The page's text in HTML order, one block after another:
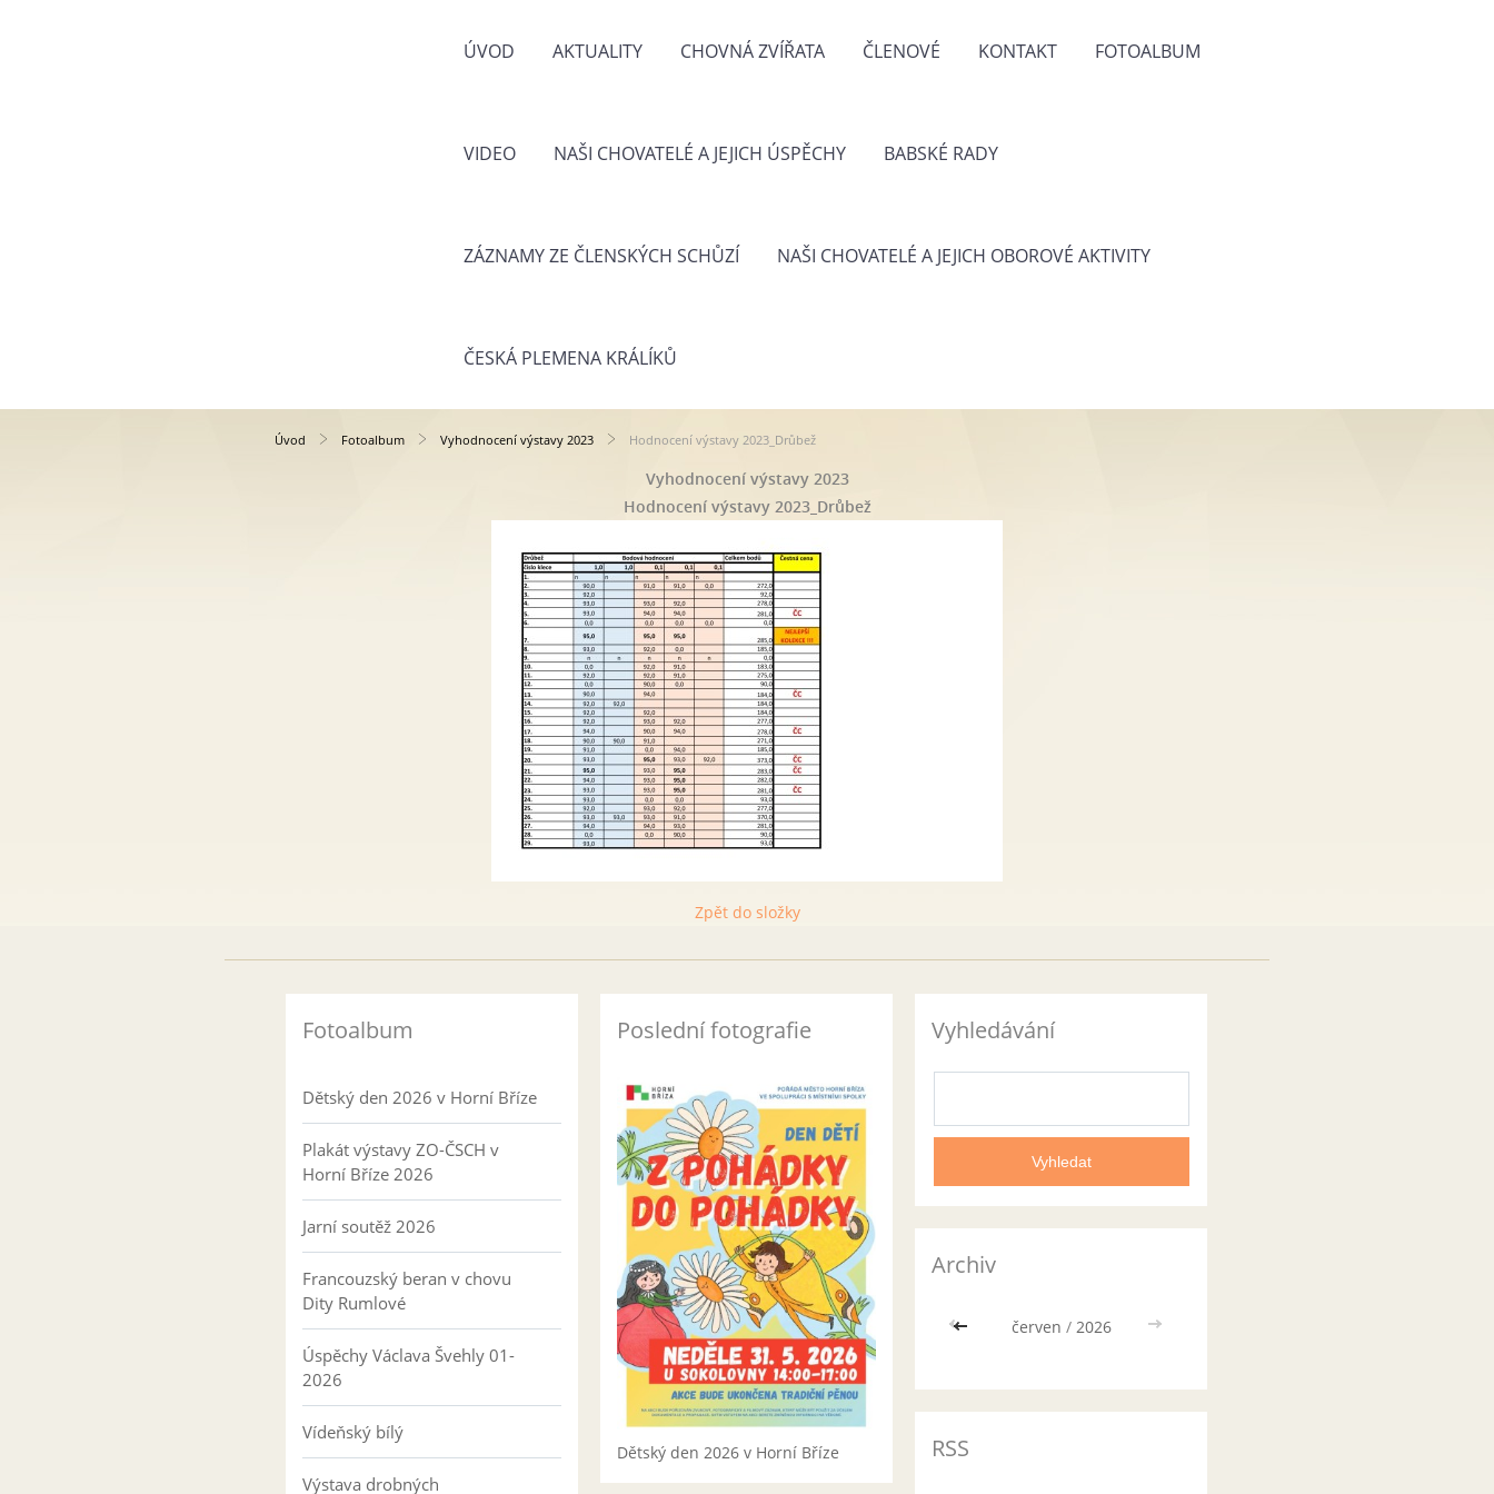
ÚVOD AKTUALITY CHOVNÁ ZVÍŘATA ČLENOVÉ KONTAKT FOTOALBUM
VIDEO NAŠI CHOVATELÉ A JEJICH ÚSPĚCHY BABSKÉ RADY
ZÁZNAMY ZE ČLENSKÝCH SCHŮZÍ NAŠI CHOVATELÉ A JEJICH OBOROVÉ AKTIVITY
ČESKÁ PLEMENA KRÁLÍKŮ
Úvod Fotoalbum Vyhodnocení výstavy 2023 Hodnocení výstavy 2023_Drůbež
Vyhodnocení výstavy 2023
Hodnocení výstavy 2023_Drůbež
Zpět do složky
Fotoalbum
Dětský den 2026 v Horní Bříze
Plakát výstavy ZO-ČSCH v
Horní Bříze 2026
Jarní soutěž 2026
Francouzský beran v chovu
Dity Rumlové
Úspěchy Václava Švehly 01-
2026
Vídeňský bílý
Výstava drobných
Poslední fotografie
Dětský den 2026 v Horní Bříze
Vyhledávání
Archiv
<< červen / 2026 >>
RSS